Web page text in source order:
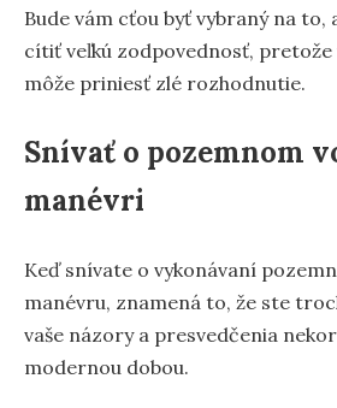
Bude vám cťou byť vybraný na to,
cítiť veľkú zodpovednosť, pretože
môže priniesť zlé rozhodnutie.
Snívať o pozemnom
manévri
Keď snívate o vykonávaní
manévru, znamená to, že ste
vaše názory a presvedčenia
modernou dobou.